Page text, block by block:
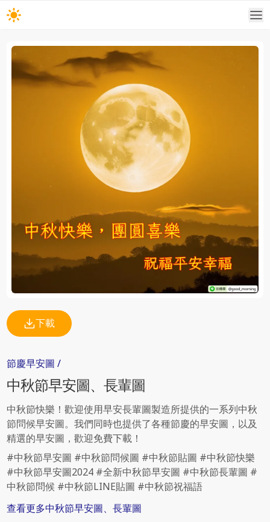
下載
節慶早安圖 /
中秋節早安圖、長輩圖
中秋節快樂！歡迎使用早安長輩圖製造所提供的一系列中秋
節問候早安圖。我們同時也提供了各種節慶的早安圖，以及
精選的早安圖，歡迎免費下載！
#中秋節早安圖 #中秋節問候圖 #中秋節貼圖 #中秋節快樂
#中秋節早安圖2024 #全新中秋節早安圖 #中秋節長輩圖 #
中秋節問候 #中秋節LINE貼圖 #中秋節祝福語
查看更多中秋節早安圖、長輩圖